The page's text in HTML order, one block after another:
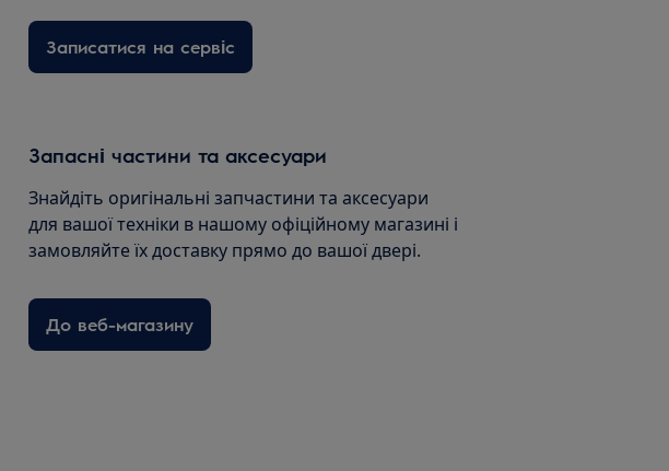
Записатися на сервіс
Запасні частини та аксесуари
Знайдіть оригінальні запчастини та аксесуари
для вашої техніки в нашому офіційному магазині і
замовляйте їх доставку прямо до вашої двері.
До веб-магазину